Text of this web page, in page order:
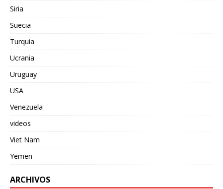
Siria
Suecia
Turquia
Ucrania
Uruguay
USA
Venezuela
videos
Viet Nam
Yemen
ARCHIVOS